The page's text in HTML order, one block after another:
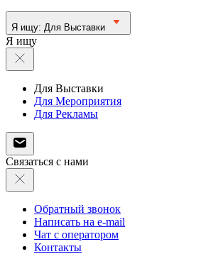
Я ищу: Для Выставки
Я ищу
Для Выставки
Для Мероприятия
Для Рекламы
Связаться с нами
Обратный звонок
Написать на e-mail
Чат с оператором
Контакты